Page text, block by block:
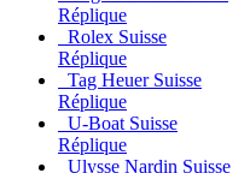
Réplique
Rolex Suisse
Réplique
Tag Heuer Suisse
Réplique
U-Boat Suisse
Réplique
Ulysse Nardin Suisse